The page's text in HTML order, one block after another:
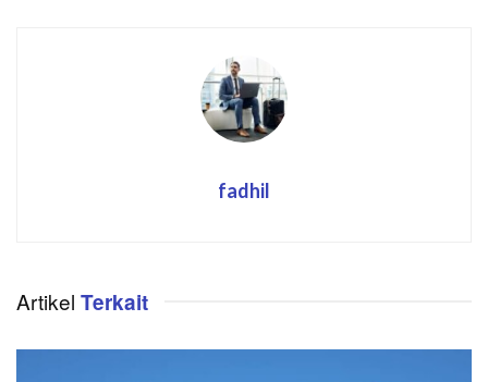
fadhil
Artikel Terkait